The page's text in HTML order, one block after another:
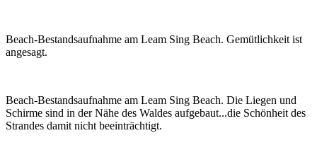
Beach-Bestandsaufnahme am Leam Sing Beach. Gemütlichkeit ist
angesagt.
Beach-Bestandsaufnahme am Leam Sing Beach. Die Liegen und
Schirme sind in der Nähe des Waldes aufgebaut...die Schönheit des
Strandes damit nicht beeinträchtigt.